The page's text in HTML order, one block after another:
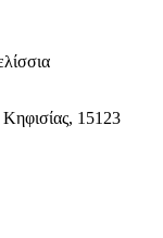
15123